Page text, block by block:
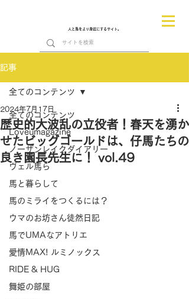
人と馬をより身近にするサイト。
記事
全てのコンテンツ
Loveumagazine
ノーザンレイクダイアリー
ヴェル馬ら
馬と暮らして
馬のミライをつくるには？
ウマのお坊さん徒然日記
馬でUMAなアトリエ
愛情MAX! ルミノックス
RIDE & HUG
舞姫の部屋
全てのコンテンツ
歴史的大波乱の立役者！春天を湧か
せたビッグゴールドは、仔馬たちの
良き園長先生に！ vol.49
2024年7月17日